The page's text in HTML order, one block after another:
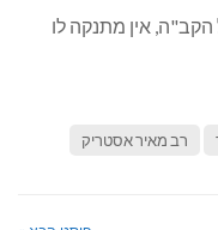
הקב"ה, אין מתנקה לו
רב מאיר אסטריק